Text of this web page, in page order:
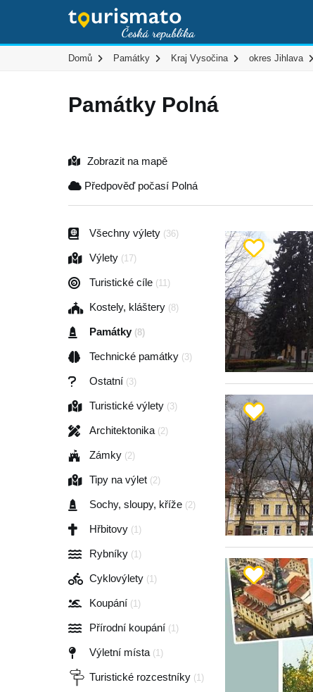
Domů Památky Kraj Vysočina okres Jihlava
Památky Polná
Zobrazit na mapě
Předpověď počasí Polná
Všechny výlety (36)
Výlety (17)
Turistické cíle (11)
Kostely, kláštery (8)
Památky (8)
Technické památky (3)
Ostatní (3)
Turistické výlety (3)
Architektonika (2)
Zámky (2)
Tipy na výlet (2)
Sochy, sloupy, kříže (2)
Hřbitovy (1)
Rybníky (1)
Cyklovýlety (1)
Koupání (1)
Přírodní koupání (1)
Výletní místa (1)
Turistické rozcestníky (1)